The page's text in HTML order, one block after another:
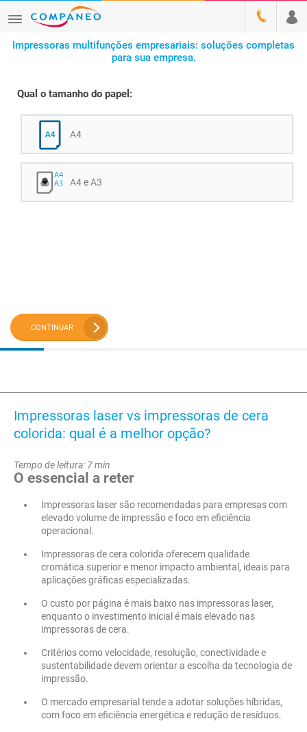
Impressoras multifunções empresariais: soluções completas
para sua empresa.
Qual o tamanho do papel:
A4
A4 e A3
CONTINUAR
Impressoras laser vs impressoras de cera
colorida: qual é a melhor opção?
Tempo de leitura: 7 min
O essencial a reter
Impressoras laser são recomendadas para empresas com
elevado volume de impressão e foco em eficiência
operacional.
Impressoras de cera colorida oferecem qualidade
cromática superior e menor impacto ambiental, ideais para
aplicações gráficas especializadas.
O custo por página é mais baixo nas impressoras laser,
enquanto o investimento inicial é mais elevado nas
impressoras de cera.
Critérios como velocidade, resolução, conectividade e
sustentabilidade devem orientar a escolha da tecnologia de
impressão.
O mercado empresarial tende a adotar soluções híbridas,
com foco em eficiência energética e redução de resíduos.